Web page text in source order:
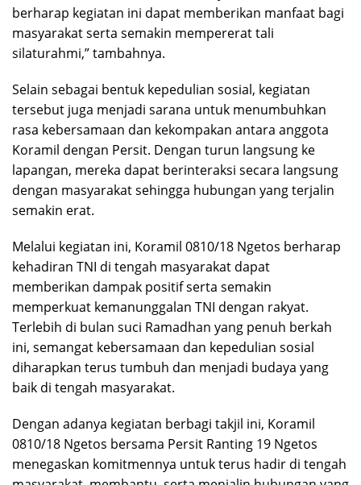
berharap kegiatan ini dapat memberikan manfaat bagi
masyarakat serta semakin mempererat tali
silaturahmi,” tambahnya.
Selain sebagai bentuk kepedulian sosial, kegiatan
tersebut juga menjadi sarana untuk menumbuhkan
rasa kebersamaan dan kekompakan antara anggota
Koramil dengan Persit. Dengan turun langsung ke
lapangan, mereka dapat berinteraksi secara langsung
dengan masyarakat sehingga hubungan yang terjalin
semakin erat.
Melalui kegiatan ini, Koramil 0810/18 Ngetos berharap
kehadiran TNI di tengah masyarakat dapat
memberikan dampak positif serta semakin
memperkuat kemanunggalan TNI dengan rakyat.
Terlebih di bulan suci Ramadhan yang penuh berkah
ini, semangat kebersamaan dan kepedulian sosial
diharapkan terus tumbuh dan menjadi budaya yang
baik di tengah masyarakat.
Dengan adanya kegiatan berbagi takjil ini, Koramil
0810/18 Ngetos bersama Persit Ranting 19 Ngetos
menegaskan komitmennya untuk terus hadir di tengah